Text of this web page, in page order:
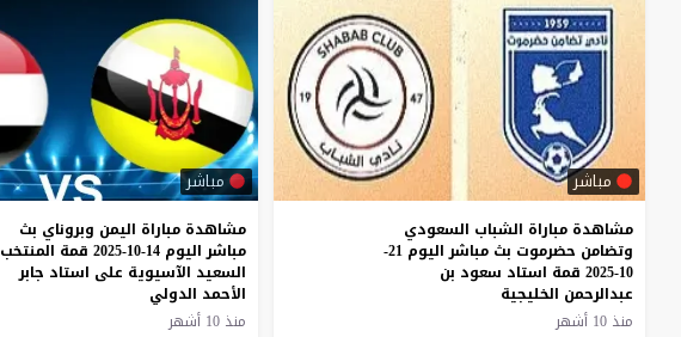
مباشر
مشاهدة مباراة الشباب السعودي
وتضامن حضرموت بث مباشر اليوم 21-
10-2025 قمة استاد سعود بن
عبدالرحمن الخليجية
منذ 10 أشهر
مباشر
مشاهدة مباراة اليمن وبروناي بث
مباشر اليوم 14-10-2025 قمة المنتخب
السعيد الآسيوية على استاد جابر
الأحمد الدولي
منذ 10 أشهر